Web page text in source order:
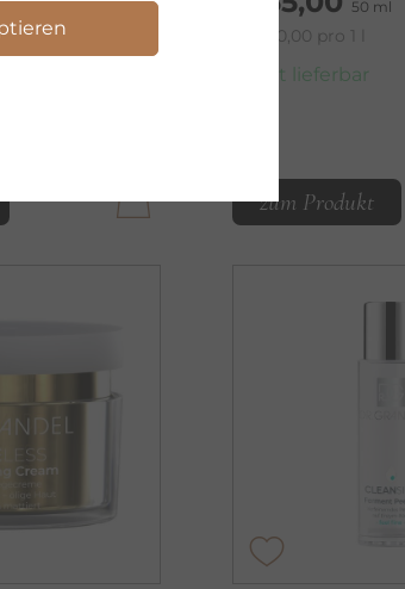
50 ml
€ 1.100,00 pro 1 l
sofort lieferbar
zum Produkt